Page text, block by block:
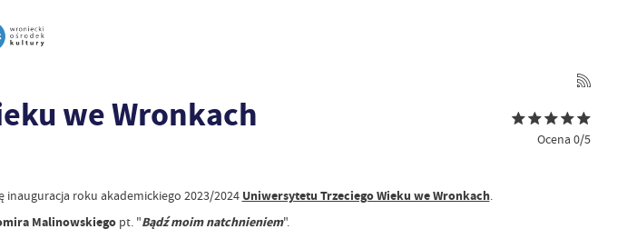
we Wronkach
Ocena 0/5
inauguracja roku akademickiego 2023/2024 Uniwersytetu Trzeciego Wieku we Wronkach.
Malinowskiego pt. "Bądź moim natchnieniem".